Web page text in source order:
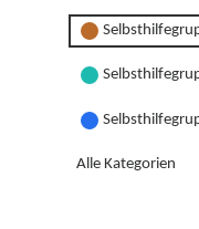
Alle Kategorien